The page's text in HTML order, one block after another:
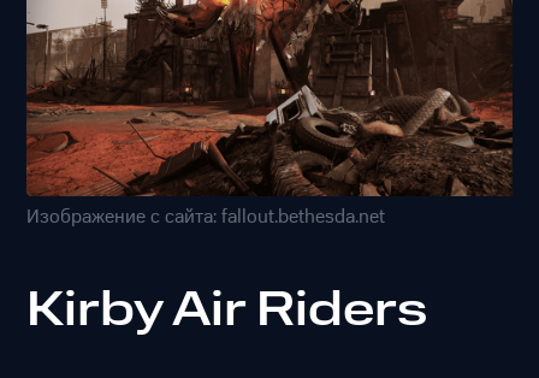
Изображение с сайта: fallout.bethesda.net
Kirby Air Riders